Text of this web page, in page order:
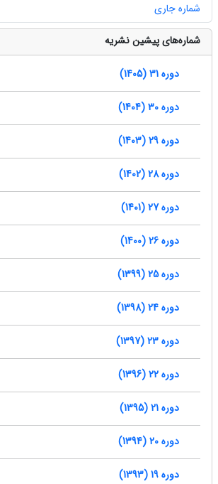
شماره جاری
شماره‌های پیشین نشریه
دوره 31 (1405)
دوره 30 (1404)
دوره 29 (1403)
دوره 28 (1402)
دوره 27 (1401)
دوره 26 (1400)
دوره 25 (1399)
دوره 24 (1398)
دوره 23 (1397)
دوره 22 (1396)
دوره 21 (1395)
دوره 20 (1394)
دوره 19 (1393)